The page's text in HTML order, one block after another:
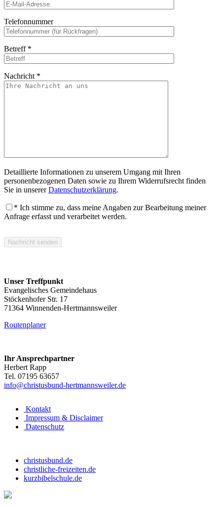
Telefonnummer
Betreff *
Nachricht *
Detaillierte Informationen zu unserem Umgang mit Ihren
personenbezogenen Daten sowie zu Ihrem Widerrufsrecht finden
Sie in unsererDatenschutzerklärung.
* Ich stimme zu, dass meine Angaben zur Bearbeitung meiner
Anfrage erfasst und verarbeitet werden.
Unser Treffpunkt
Evangelisches Gemeindehaus
Stöckenhofer Str. 17
71364 Winnenden-Hertmannsweiler
Routenplaner
Ihr Ansprechpartner
Herbert Rapp
Tel. 07195 63657
info@christusbund-hertmannsweiler.de
Kontakt
Impressum & Disclaimer
Datenschutz
christusbund.de
christliche-freizeiten.de
kurzbibelschule.de